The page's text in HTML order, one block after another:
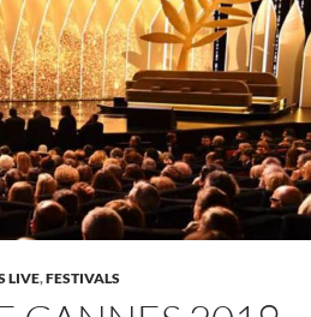
LIVE,FESTIVALS